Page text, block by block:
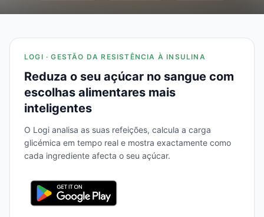
LOGI · GESTÃO DA RESISTÊNCIA À INSULINA
Reduza o seu açúcar no sangue com
escolhas alimentares mais
inteligentes
O Logi analisa as suas refeições, calcula a carga
glicémica em tempo real e mostra exactamente como
cada ingrediente afecta o seu açúcar.